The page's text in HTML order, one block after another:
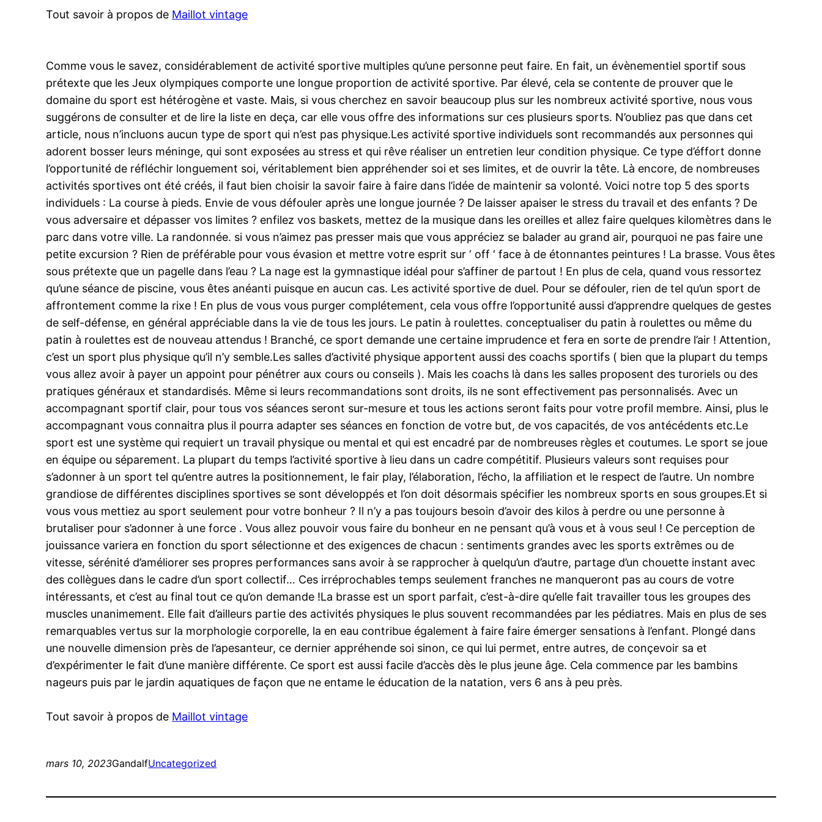
Tout savoir à propos de Maillot vintage
Comme vous le savez, considérablement de activité sportive multiples qu’une personne peut faire. En fait, un évènementiel sportif sous
prétexte que les Jeux olympiques comporte une longue proportion de activité sportive. Par élevé, cela se contente de prouver que le
domaine du sport est hétérogène et vaste. Mais, si vous cherchez en savoir beaucoup plus sur les nombreux activité sportive, nous vous
suggérons de consulter et de lire la liste en deça, car elle vous offre des informations sur ces plusieurs sports. N’oubliez pas que dans cet
article, nous n’incluons aucun type de sport qui n’est pas physique.Les activité sportive individuels sont recommandés aux personnes qui
adorent bosser leurs méninge, qui sont exposées au stress et qui rêve réaliser un entretien leur condition physique. Ce type d’éffort donne
l’opportunité de réfléchir longuement soi, véritablement bien appréhender soi et ses limites, et de ouvrir la tête. Là encore, de nombreuses
activités sportives ont été créés, il faut bien choisir la savoir faire à faire dans l’idée de maintenir sa volonté. Voici notre top 5 des sports
individuels : La course à pieds. Envie de vous défouler après une longue journée ? De laisser apaiser le stress du travail et des enfants ? De
vous adversaire et dépasser vos limites ? enfilez vos baskets, mettez de la musique dans les oreilles et allez faire quelques kilomètres dans le
parc dans votre ville. La randonnée. si vous n’aimez pas presser mais que vous appréciez se balader au grand air, pourquoi ne pas faire une
petite excursion ? Rien de préférable pour vous évasion et mettre votre esprit sur ‘ off ‘ face à de étonnantes peintures ! La brasse. Vous êtes
sous prétexte que un pagelle dans l’eau ? La nage est la gymnastique idéal pour s’affiner de partout ! En plus de cela, quand vous ressortez
qu’une séance de piscine, vous êtes anéanti puisque en aucun cas. Les activité sportive de duel. Pour se défouler, rien de tel qu’un sport de
affrontement comme la rixe ! En plus de vous vous purger complétement, cela vous offre l’opportunité aussi d’apprendre quelques de gestes
de self-défense, en général appréciable dans la vie de tous les jours. Le patin à roulettes. conceptualiser du patin à roulettes ou même du
patin à roulettes est de nouveau attendus ! Branché, ce sport demande une certaine imprudence et fera en sorte de prendre l’air ! Attention,
c’est un sport plus physique qu’il n’y semble.Les salles d’activité physique apportent aussi des coachs sportifs ( bien que la plupart du temps
vous allez avoir à payer un appoint pour pénétrer aux cours ou conseils ). Mais les coachs là dans les salles proposent des turoriels ou des
pratiques généraux et standardisés. Même si leurs recommandations sont droits, ils ne sont effectivement pas personnalisés. Avec un
accompagnant sportif clair, pour tous vos séances seront sur-mesure et tous les actions seront faits pour votre profil membre. Ainsi, plus le
accompagnant vous connaitra plus il pourra adapter ses séances en fonction de votre but, de vos capacités, de vos antécédents etc.Le
sport est une système qui requiert un travail physique ou mental et qui est encadré par de nombreuses règles et coutumes. Le sport se joue
en équipe ou séparement. La plupart du temps l’activité sportive à lieu dans un cadre compétitif. Plusieurs valeurs sont requises pour
s’adonner à un sport tel qu’entre autres la positionnement, le fair play, l’élaboration, l’écho, la affiliation et le respect de l’autre. Un nombre
grandiose de différentes disciplines sportives se sont développés et l’on doit désormais spécifier les nombreux sports en sous groupes.Et si
vous vous mettiez au sport seulement pour votre bonheur ? Il n’y a pas toujours besoin d’avoir des kilos à perdre ou une personne à
brutaliser pour s’adonner à une force . Vous allez pouvoir vous faire du bonheur en ne pensant qu’à vous et à vous seul ! Ce perception de
jouissance variera en fonction du sport sélectionne et des exigences de chacun : sentiments grandes avec les sports extrêmes ou de
vitesse, sérénité d’améliorer ses propres performances sans avoir à se rapprocher à quelqu’un d’autre, partage d’un chouette instant avec
des collègues dans le cadre d’un sport collectif… Ces irréprochables temps seulement franches ne manqueront pas au cours de votre
intéressants, et c’est au final tout ce qu’on demande !La brasse est un sport parfait, c’est-à-dire qu’elle fait travailler tous les groupes des
muscles unanimement. Elle fait d’ailleurs partie des activités physiques le plus souvent recommandées par les pédiatres. Mais en plus de ses
remarquables vertus sur la morphologie corporelle, la en eau contribue également à faire faire émerger sensations à l’enfant. Plongé dans
une nouvelle dimension près de l’apesanteur, ce dernier appréhende soi sinon, ce qui lui permet, entre autres, de conçevoir sa et
d’expérimenter le fait d’une manière différente. Ce sport est aussi facile d’accès dès le plus jeune âge. Cela commence par les bambins
nageurs puis par le jardin aquatiques de façon que ne entame le éducation de la natation, vers 6 ans à peu près.
Tout savoir à propos de Maillot vintage
mars 10, 2023GandalfUncategorized